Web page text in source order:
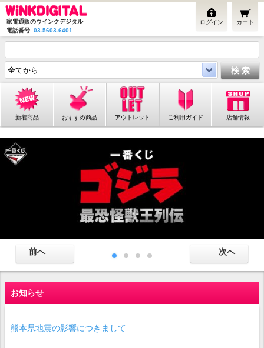
家電通販のウインクデジタル
電話番号 03-5603-6401
カート
ログイン
新着商品 おすすめ商品 アウトレット ご利用ガイド 店舗情報
お知らせ
熊本県地震の影響につきまして